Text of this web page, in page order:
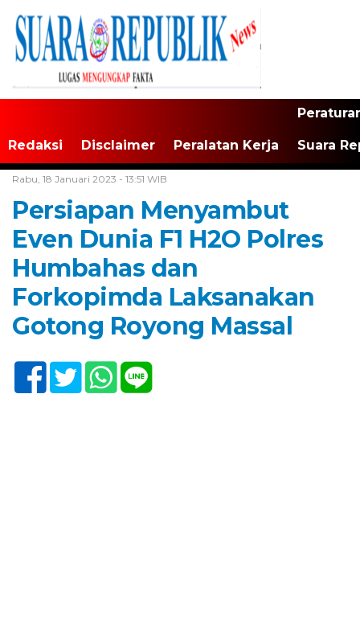
Redaksi Disclaimer Peralatan Kerja Suara
Rabu, 18 Januari 2023 - 13:51 WIB
Persiapan Menyambut
Even Dunia F1 H2O Polres
Humbahas dan
Forkopimda Laksanakan
Gotong Royong Massal